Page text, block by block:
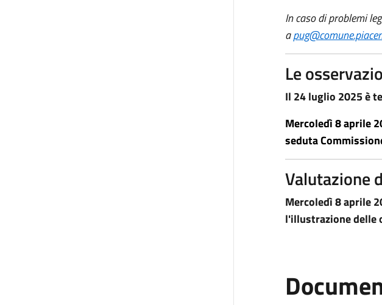
In caso di problemi
a
Le
Il 24 luglio 2025 è
Mercoledì 8 aprile
seduta
Valutazione
Mercoledì 8 aprile
l'illustrazione delle